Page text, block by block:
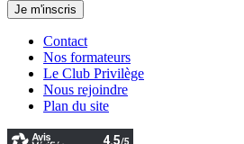
Contact
Nos formateurs
Le Club Privilège
Nous rejoindre
Plan du site